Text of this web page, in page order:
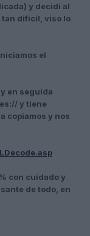
y decidi al
tan dificil, viso lo
el
en seguida
y tiene
copiamos y nos
con cuidado y
de todo, en